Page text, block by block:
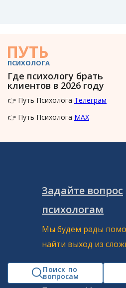
Поиск по
вопросам
ПУТЬ
ПСИХОЛОГА
Где психологу брать
клиентов в 2026 году
👉 Путь Психолога Телеграм
👉 Путь Психолога MAX
Задайте вопрос
психологам
Мы будем рады
найти выход из
Россия